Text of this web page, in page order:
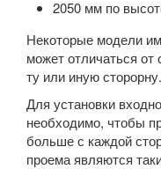
2050 мм по
Некоторые модели
может отличаться от
ту или иную сторорну.
Для установки
необходимо, чтобы
больше с каждой
проема являются